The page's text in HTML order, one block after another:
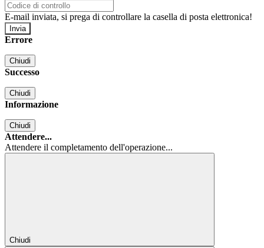
E-mail inviata, si prega di controllare la casella di posta elettronica!
Errore
Chiudi
Successo
Chiudi
Informazione
Chiudi
Attendere...
Attendere il completamento dell'operazione...
Chiudi